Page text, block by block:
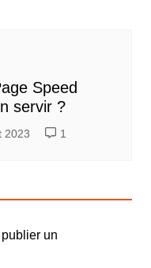
Speed
servir ?
2023 1
un